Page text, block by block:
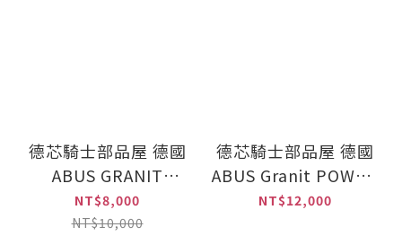
德芯騎士部品屋 德國
ABUS GRANIT
Extreme Plus 59 鏈
條鎖 (140cm)
NT$8,000
NT$10,000
德芯騎士部品屋 德國
ABUS Granit POWER
Chain 37 14KS
NT$12,000